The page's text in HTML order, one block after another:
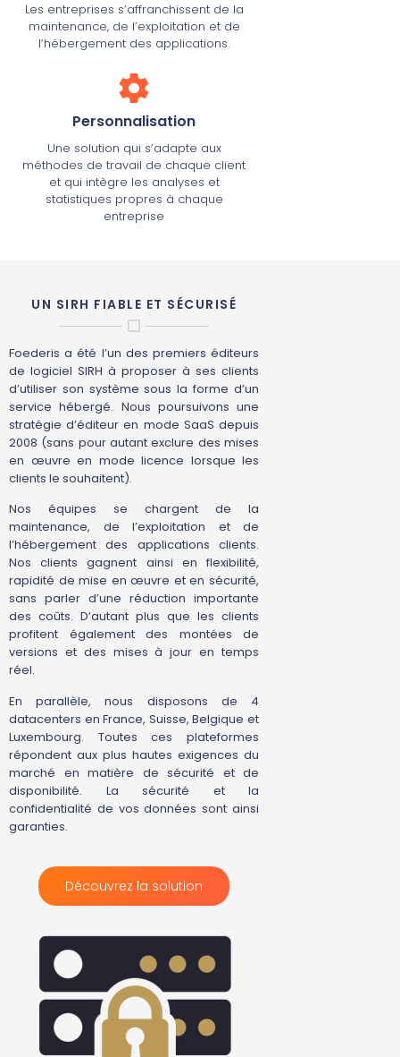
Les entreprises s’affranchissent de la
maintenance, de l’exploitation et de
l’hébergement des applications.
Personnalisation
Une solution qui s’adapte aux
méthodes de travail de chaque client
et qui intègre les analyses et
statistiques propres à chaque
entreprise
UN SIRH FIABLE ET SÉCURISÉ
Foederis a été l’un des premiers éditeurs
de logiciel SIRH à proposer à ses clients
d’utiliser son système sous la forme d’un
service hébergé. Nous poursuivons une
stratégie d’éditeur en mode SaaS depuis
2008 (sans pour autant exclure des mises
en œuvre en mode licence lorsque les
clients le souhaitent).
Nos équipes se chargent de la
maintenance, de l’exploitation et de
l’hébergement des applications clients.
Nos clients gagnent ainsi en flexibilité,
rapidité de mise en œuvre et en sécurité,
sans parler d’une réduction importante
des coûts. D’autant plus que les clients
profitent également des montées de
versions et des mises à jour en temps
réel.
En parallèle, nous disposons de 4
datacenters en France, Suisse, Belgique et
Luxembourg. Toutes ces plateformes
répondent aux plus hautes exigences du
marché en matière de sécurité et de
disponibilité. La sécurité et la
confidentialité de vos données sont ainsi
garanties.
Découvrez la solution